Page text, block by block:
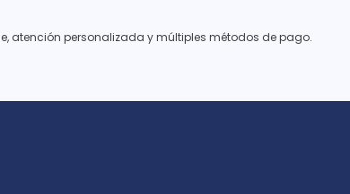
atención personalizada y múltiples métodos de pago.